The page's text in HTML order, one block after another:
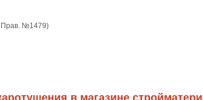
Прав. №1479)
в магазине